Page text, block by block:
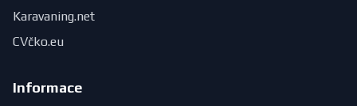
Karavaning.net
CVčko.eu
Informace